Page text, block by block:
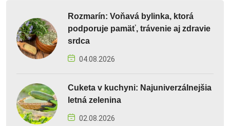
Rozmarín: Voňavá bylinka, ktorá
podporuje pamäť, trávenie aj zdravie
srdca
04.08.2026
Cuketa v kuchyni: Najuniverzálnejšia
letná zelenina
02.08.2026